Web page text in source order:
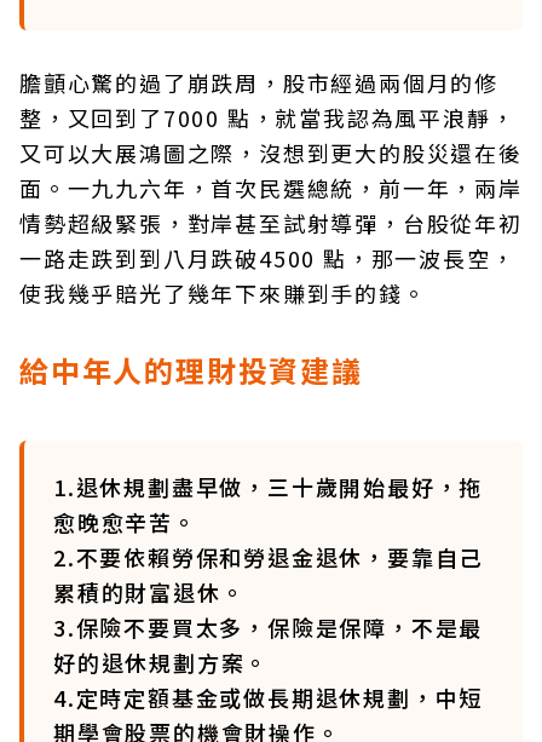
膽顫心驚的過了崩跌周，股市經過兩個月的修
整，又回到了7000 點，就當我認為風平浪靜，
又可以大展鴻圖之際，沒想到更大的股災還在後
面。一九九六年，首次民選總統，前一年，兩岸
情勢超級緊張，對岸甚至試射導彈，台股從年初
一路走跌到到八月跌破4500 點，那一波長空，
使我幾乎賠光了幾年下來賺到手的錢。
給中年人的理財投資建議
1.退休規劃盡早做，三十歲開始最好，拖
愈晚愈辛苦。
2.不要依賴勞保和勞退金退休，要靠自己
累積的財富退休。
3.保險不要買太多，保險是保障，不是最
好的退休規劃方案。
4.定時定額基金或做長期退休規劃，中短
期學會股票的機會財操作。